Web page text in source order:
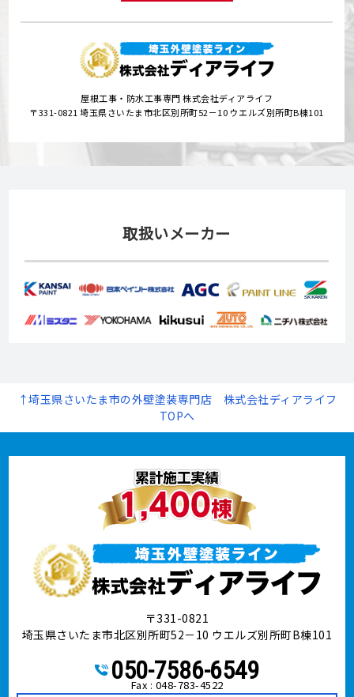
屋根工事・防水工事専門 株式会社ディアライフ
〒331-0821 埼玉県さいたま市北区別所町52－10 ウエルズ別所町B棟101
取扱いメーカー
↑埼玉県さいたま市の外壁塗装専門店 株式会社ディアライフ
TOPへ
〒331-0821
埼玉県さいたま市北区別所町52－10 ウエルズ別所町B棟101
050-7586-6549
Fax : 048-783-4522